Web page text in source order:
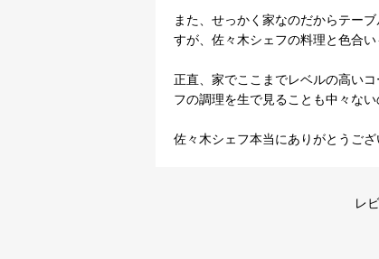
また、せっかく家なのだからテー
すが、佐々木シェフの料理と色合
正直、家でここまでレベルの高い
フの調理を生で見ることも中々な
佐々木シェフ本当にありがとうござ
レ